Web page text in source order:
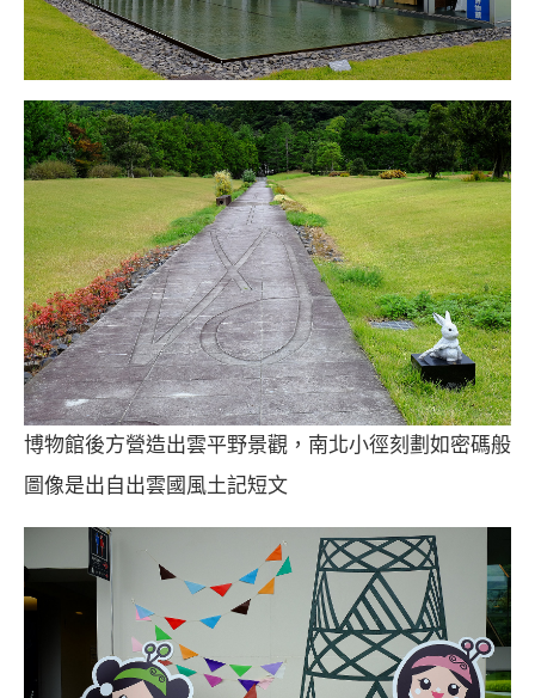
博物館後方營造出雲平野景觀，南北小徑刻劃如密碼般
圖像是出自出雲國風土記短文